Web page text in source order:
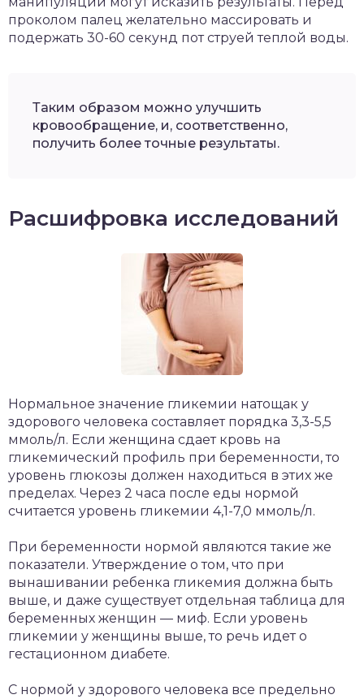
проколом палец желательно массировать и
подержать 30-60 секунд пот струей теплой воды.
Таким образом можно улучшить
кровообращение, и, соответственно,
получить более точные результаты.
Расшифровка исследований
Нормальное значение гликемии натощак у
здорового человека составляет порядка 3,3-5,5
ммоль/л. Если женщина сдает кровь на
гликемический профиль при беременности, то
уровень глюкозы должен находиться в этих же
пределах. Через 2 часа после еды нормой
считается уровень гликемии 4,1-7,0 ммоль/л.
При беременности нормой являются такие же
показатели. Утверждение о том, что при
вынашивании ребенка гликемия должна быть
выше, и даже существует отдельная таблица для
беременных женщин — миф. Если уровень
гликемии у женщины выше, то речь идет о
гестационном диабете.
С нормой у здорового человека все предельно